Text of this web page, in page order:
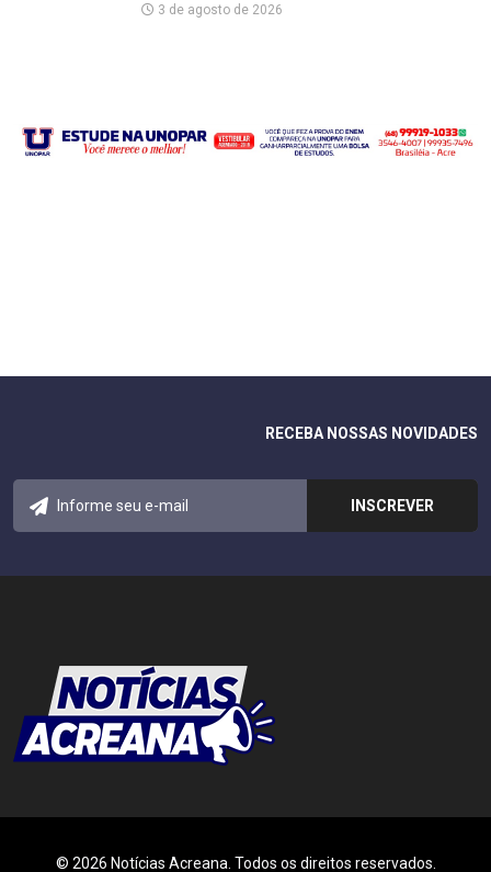
3 de agosto de 2026
RECEBA NOSSAS NOVIDADES
© 2026 Notícias Acreana. Todos os direitos reservados.